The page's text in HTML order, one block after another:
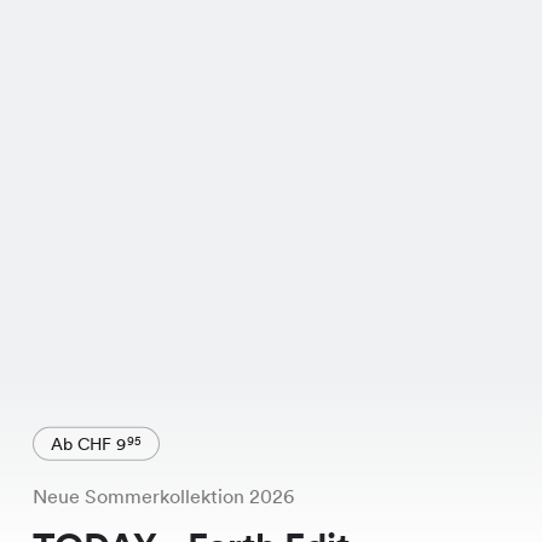
Ab CHF 995
Neue Sommerkollektion 2026